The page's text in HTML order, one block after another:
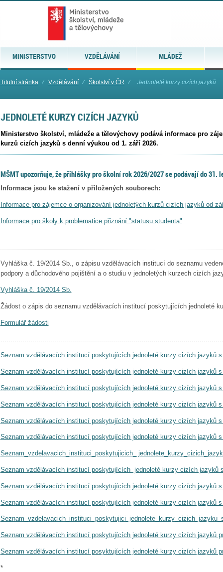
MINISTERSTVO VZDĚLÁVÁNÍ MLÁDEŽ
Titulní stránka ⁄ Vzdělávání ⁄ Školství v ČR ⁄ Jednoleté kurzy cizích jazyků
JEDNOLETÉ KURZY CIZÍCH JAZYKŮ
Ministerstvo školství, mládeže a tělovýchovy podává informace pro
kurzů cizích jazyků s denní výukou od 1. září 2026.
MŠMT upozorňuje, že přihlášky pro školní rok 2026/2027 se podávají do 31.
Informace jsou ke stažení v přiložených souborech:
Informace pro zájemce o organizování jednoletých kurzů cizích jazyků od
Informace pro školy k problematice přiznání "statusu studenta"
Vyhláška č. 19/2014 Sb., o zápisu vzdělávacích institucí do seznamu
podpory a důchodového pojištění a o studiu v jednoletých kurzech cizích
Vyhláška č. 19/2014 Sb.
Žádost o zápis do seznamu vzdělávacích institucí poskytujících jednoleté
Formulář žádosti
Seznam vzdělávacích institucí poskytujících jednoleté kurzy cizích jazyků s
Seznam vzdělávacích institucí poskytujících jednoleté kurzy cizích jazyků s
Seznam vzdělávacích institucí poskytujících jednoleté kurzy cizích jazyků s
Seznam vzdělávacích institucí poskytujících jednoleté kurzy cizích jazyků s
Seznam vzdělávacích institucí poskytujících jednoleté kurzy cizích jazyků s
Seznam vzdělávacích institucí poskytujících jednoleté kurzy cizích jazyků s
Seznam_vzdelavacich_instituci_poskytujicich_
Seznam vzdělávacích institucí poskytujících jednoleté kurzy cizích jazyků
Seznam vzdělávacích institucí poskytujících jednoleté kurzy cizích jazyků s
Seznam vzdělávacích institucí poskytujících jednoleté kurzy cizích jazyků s
Seznam vzdělávacích institucí poskytujících jednoleté kurzy cizích jazyků
Seznam vzdělávacích institucí posyktujících jednoleté kurzy cizích jazyků
*